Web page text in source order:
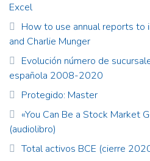
Excel
How to use annual reports
and Charlie Munger
Evolución número de
española 2008-2020
Protegido: Master
«You Can Be a Stock Market
(audiolibro)
Total activos BCE (cierre